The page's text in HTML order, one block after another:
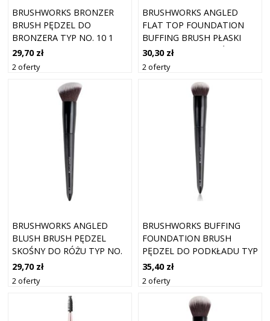
BRUSHWORKS BRONZER
BRUSH PĘDZEL DO
BRONZERA TYP NO. 10 1
SZT.
29,70 zł
2 oferty
BRUSHWORKS ANGLED
FLAT TOP FOUNDATION
BUFFING BRUSH PŁASKI
PĘDZEL DO MAKIJAŻU TYP
NO. 9 1 SZT.
30,30 zł
2 oferty
BRUSHWORKS ANGLED
BLUSH BRUSH PĘDZEL
SKOŚNY DO RÓŻU TYP NO.
7 1 SZT.
29,70 zł
2 oferty
BRUSHWORKS BUFFING
FOUNDATION BRUSH
PĘDZEL DO PODKŁADU TYP
NO. 2 1 SZT.
35,40 zł
2 oferty